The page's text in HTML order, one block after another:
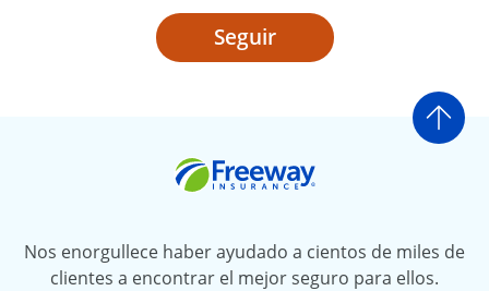
Seguir
Ir
Nos enorgullece haber ayudado a cientos de miles de
clientes a encontrar el mejor seguro para ellos.